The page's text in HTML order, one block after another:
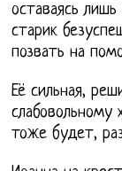
оставаясь
старик
позвать на
Её сильная,
слабовольному
тоже будет,